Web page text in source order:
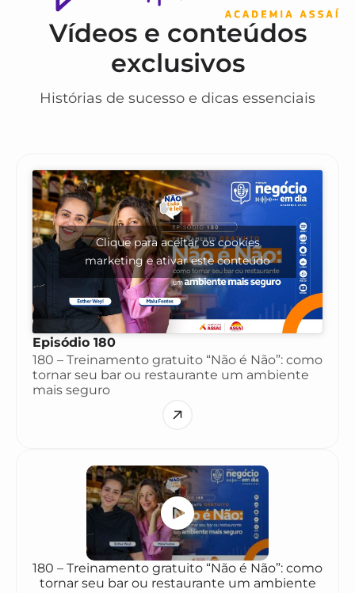
Vídeos e conteúdos
exclusivos
Histórias de sucesso e dicas essenciais
Clique para aceitar os cookies
marketing e ativar este conteúdo
Episódio 180
180 – Treinamento gratuito “Não é Não”: como
tornar seu bar ou restaurante um ambiente
mais seguro
180 – Treinamento gratuito “Não é Não”: como
tornar seu bar ou restaurante um ambiente